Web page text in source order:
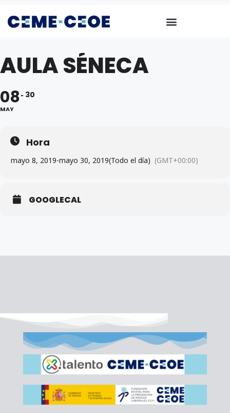
AULA SÉNECA
08
MAY
30
Hora
mayo 8, 2019-mayo 30, 2019(Todo el día) (GMT+00:00)
GOOGLECAL